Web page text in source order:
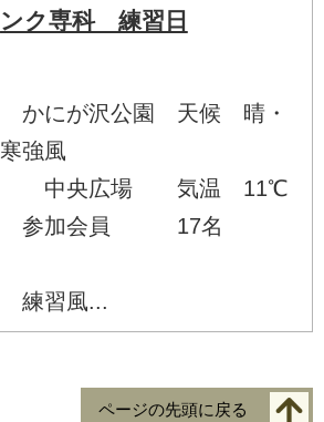
ンク専科 練習日
かにが沢公園 天候 晴・
寒強風
中央広場 気温 11℃
参加会員 17名
練習風...
ページの先頭に戻る